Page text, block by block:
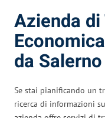
Azienda
da
Se stai pianificando un
ricerca di informazioni